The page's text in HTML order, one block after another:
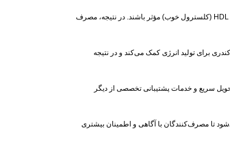
، کمک به کنترل سطح کلسترول خون است. مطالعات نشان داده‌اند که ترکیبات موجود در چای سبز و قهوه سبز می‌توانند در کاهش LDL (کلسترول بد) و افزایش HDL (کلسترول خوب) مؤثر باشند. در نتیجه، مصرف
برای تولید انرژی کمک می‌کند و در نتیجه
سریع و خدمات پشتیبانی تخصصی از دیگر
تا مصرف‌کنندگان با آگاهی و اطمینان بیشتری